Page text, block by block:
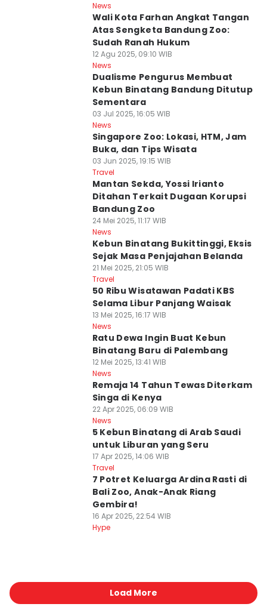
News
Wali Kota Farhan Angkat Tangan
Atas Sengketa Bandung Zoo:
Sudah Ranah Hukum
12 Agu 2025, 09:10 WIB
News
Dualisme Pengurus Membuat
Kebun Binatang Bandung Ditutup
Sementara
03 Jul 2025, 16:05 WIB
News
Singapore Zoo: Lokasi, HTM, Jam
Buka, dan Tips Wisata
03 Jun 2025, 19:15 WIB
Travel
Mantan Sekda, Yossi Irianto
Ditahan Terkait Dugaan Korupsi
Bandung Zoo
24 Mei 2025, 11:17 WIB
News
Kebun Binatang Bukittinggi, Eksis
Sejak Masa Penjajahan Belanda
21 Mei 2025, 21:05 WIB
Travel
50 Ribu Wisatawan Padati KBS
Selama Libur Panjang Waisak
13 Mei 2025, 16:17 WIB
News
Ratu Dewa Ingin Buat Kebun
Binatang Baru di Palembang
12 Mei 2025, 13:41 WIB
News
Remaja 14 Tahun Tewas Diterkam
Singa di Kenya
22 Apr 2025, 06:09 WIB
News
5 Kebun Binatang di Arab Saudi
untuk Liburan yang Seru
17 Apr 2025, 14:06 WIB
Travel
7 Potret Keluarga Ardina Rasti di
Bali Zoo, Anak-Anak Riang
Gembira!
16 Apr 2025, 22:54 WIB
Hype
Load More